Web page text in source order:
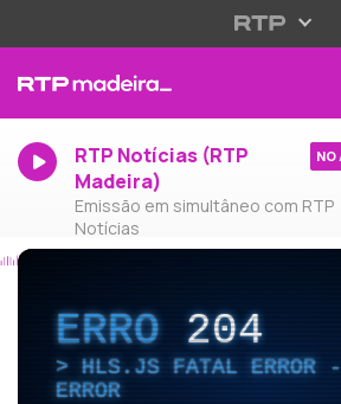
RTP Notícias (RTP
Madeira)
Emissão em simultâneo com RTP
Notícias
NO
ERRO204
HLS.JS FATAL ERROR -
ERROR